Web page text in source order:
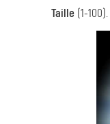
Taille (1-